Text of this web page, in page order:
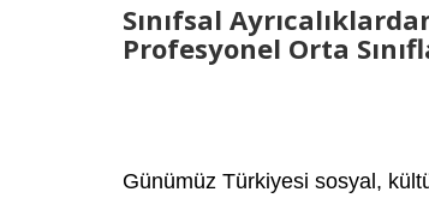
Sınıfsal
Profesyonel Orta
Günümüz Türkiyesi sosyal,